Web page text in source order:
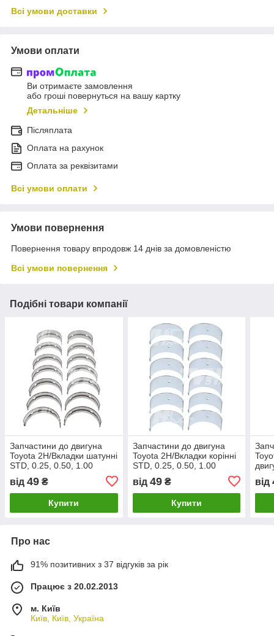
Всі умови доставки
Умови оплати
Ви отримаєте замовлення
або гроші повернуться на вашу картку
Детальніше
Післяплата
Оплата на рахунок
Оплата за реквізитами
Всі умови оплати
Умови повернення
Повернення товару впродовж 14 днів за домовленістю
Всі умови повернення
Подібні товари компанії
Запчастини до двигуна
Toyota 2H/Вкладки шатунні
STD, 0.25, 0.50, 1.00
від 49 ₴
Купити
Запчастини до двигуна
Toyota 2H/Вкладки корінні
STD, 0.25, 0.50, 1.00
від 49₴
Купити
від
Про нас
91% позитивних з 37 відгуків за рік
Працює з 20.02.2013
м. Київ
Київ, Київ, Україна